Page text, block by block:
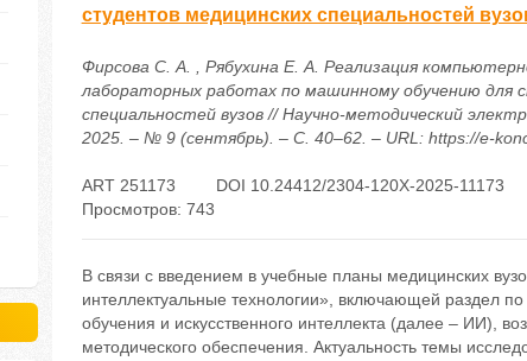
студентов медицинских специальностей
Фирсова С. А. , Рябухина Е. А. Реализация
лабораторных работах по машинному обучению для
специальностей вузов // Научно-методический
2025. – № 9 (сентябрь). – С. 40–62. – URL: https://e-
ART 251173 DOI 10.24412/2304-120X-2025-11173
Просмотров: 743
В связи с введением в учебные планы медицинских
интеллектуальные технологии», включающей раздел
обучения и искусственного интеллекта (далее – ИИ),
методического обеспечения. Актуальность темы